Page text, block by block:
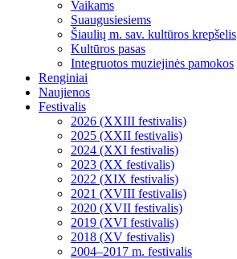
Vaikams
Suaugusiesiems
Šiaulių m. sav. kultūros krepšelis
Kultūros pasas
Integruotos muziejinės pamokos
Renginiai
Naujienos
Festivalis
2026 (XXIII festivalis)
2025 (XXII festivalis)
2024 (XXI festivalis)
2023 (XX festivalis)
2022 (XIX festivalis)
2021 (XVIII festivalis)
2020 (XVII festivalis)
2019 (XVI festivalis)
2018 (XV festivalis)
2004–2017 m. festivalis